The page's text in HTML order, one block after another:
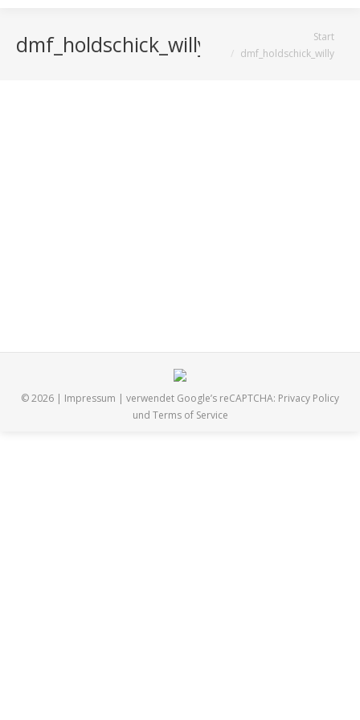
dmf_holdschick_willy
Start
dmf_holdschick_willy
© 2026 | Impressum | verwendet Google’s reCAPTCHA: Privacy Policy
und Terms of Service